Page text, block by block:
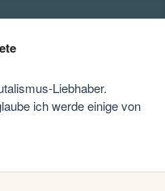
Liebhaber.
ich werde einige von